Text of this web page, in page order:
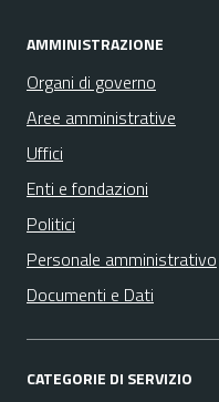
AMMINISTRAZIONE
Organi di governo
Aree amministrative
Uffici
Enti e fondazioni
Politici
Personale amministrativo
Documenti e Dati
CATEGORIE DI SERVIZIO